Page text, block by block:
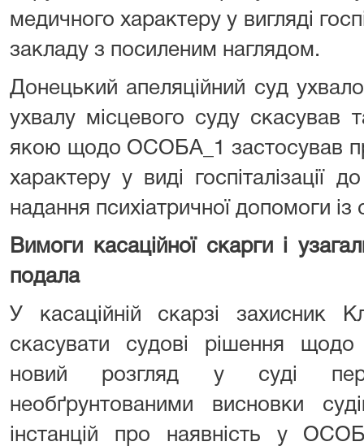
медичного характеру у вигляді
закладу з посиленим наглядом.
Донецький апеляційний суд
ухвалу місцевого суду скасував
якою щодо ОСОБА_1 застосував
характеру у виді госпіталізації
надання психіатричної допомоги
Вимоги касаційної скарги і
подала
У касаційній скарзі захисник
скасувати судові рішення
новий розгляд у суді
необґрунтованими висновки
інстанцій про наявність у